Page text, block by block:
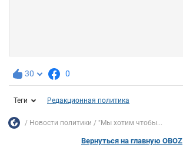
30 0
Теги Редакционная политика
Новости политики "Мы хотим чтобы...
Вернуться на главную OBOZ